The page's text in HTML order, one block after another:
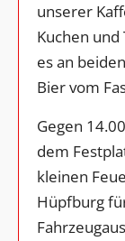
unserer
Kuchen
es an
Bier vom
Gegen
dem
kleinen
Hüpfburg